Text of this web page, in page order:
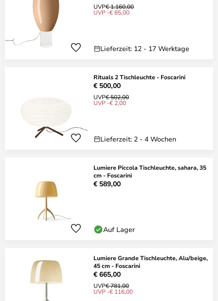
UVP€ 1.160,00
UVP -€ 85,00
Lieferzeit: 12 - 17 Werktage
Rituals 2 Tischleuchte - Foscarini
€ 500,00
UVP€ 502,00
UVP -€ 2,00
Lieferzeit: 2 - 4 Wochen
Lumiere Piccola Tischleuchte, sahara, 35
cm - Foscarini
€ 589,00
Auf Lager
Lumiere Grande Tischleuchte, Alu/beige,
45 cm - Foscarini
€ 665,00
UVP€ 781,00
UVP -€ 116,00